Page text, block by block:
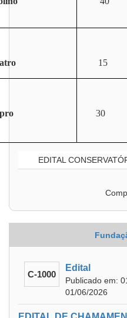
15
30
EDITAL
C-1000
Edital
Publicado em:
01/06/2026